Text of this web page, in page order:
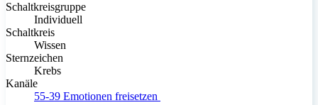
Schaltkreisgruppe
Individuell
Schaltkreis
Wissen
Sternzeichen
Krebs
Kanäle
55-39 Emotionen freisetzen